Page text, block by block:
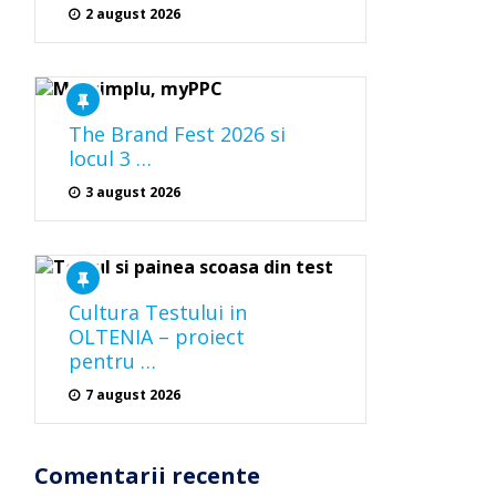
2 august 2026
The Brand Fest 2026 si
locul 3 …
3 august 2026
Cultura Testului in
OLTENIA – proiect
pentru …
7 august 2026
Comentarii recente